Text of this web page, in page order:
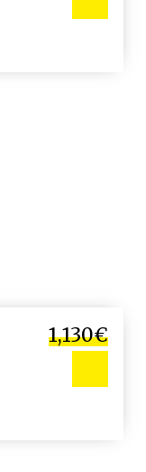
1,130€